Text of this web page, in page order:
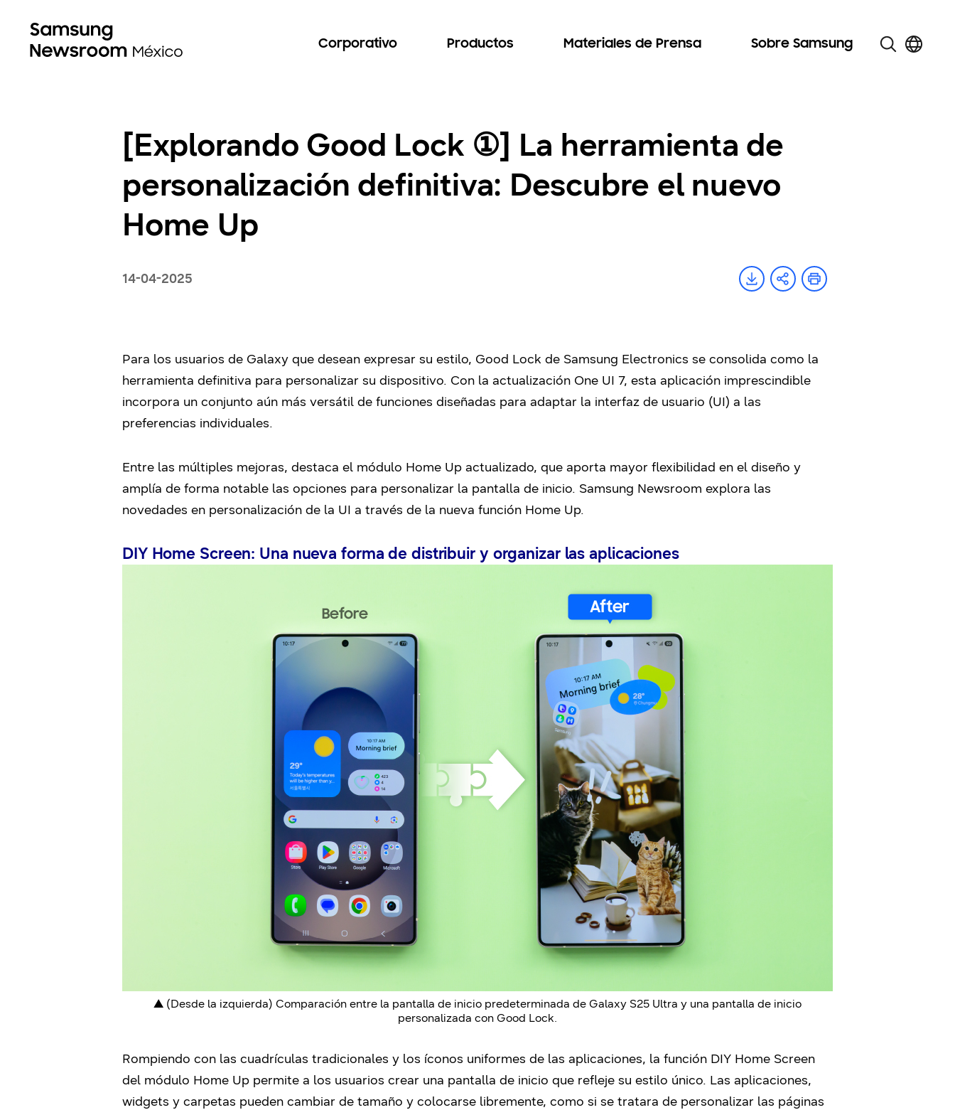
Corporativo Productos Materiales de Prensa Sobre Samsung
[Explorando Good Lock ①] La herramienta de
personalización definitiva: Descubre el nuevo
Home Up
14-04-2025
Para los usuarios de Galaxy que desean expresar su estilo, Good Lock de Samsung Electronics se consolida como la
herramienta definitiva para personalizar su dispositivo. Con la actualización One UI 7, esta aplicación imprescindible
incorpora un conjunto aún más versátil de funciones diseñadas para adaptar la interfaz de usuario (UI) a las
preferencias individuales.
Entre las múltiples mejoras, destaca el módulo Home Up actualizado, que aporta mayor flexibilidad en el diseño y
amplía de forma notable las opciones para personalizar la pantalla de inicio. Samsung Newsroom explora las
novedades en personalización de la UI a través de la nueva función Home Up.
DIY Home Screen: Una nueva forma de distribuir y organizar las aplicaciones
▲ (Desde la izquierda) Comparación entre la pantalla de inicio predeterminada de Galaxy S25 Ultra y una pantalla de inicio
personalizada con Good Lock.
Rompiendo con las cuadrículas tradicionales y los íconos uniformes de las aplicaciones, la función DIY Home Screen
del módulo Home Up permite a los usuarios crear una pantalla de inicio que refleje su estilo único. Las aplicaciones,
widgets y carpetas pueden cambiar de tamaño y colocarse libremente, como si se tratara de personalizar las páginas